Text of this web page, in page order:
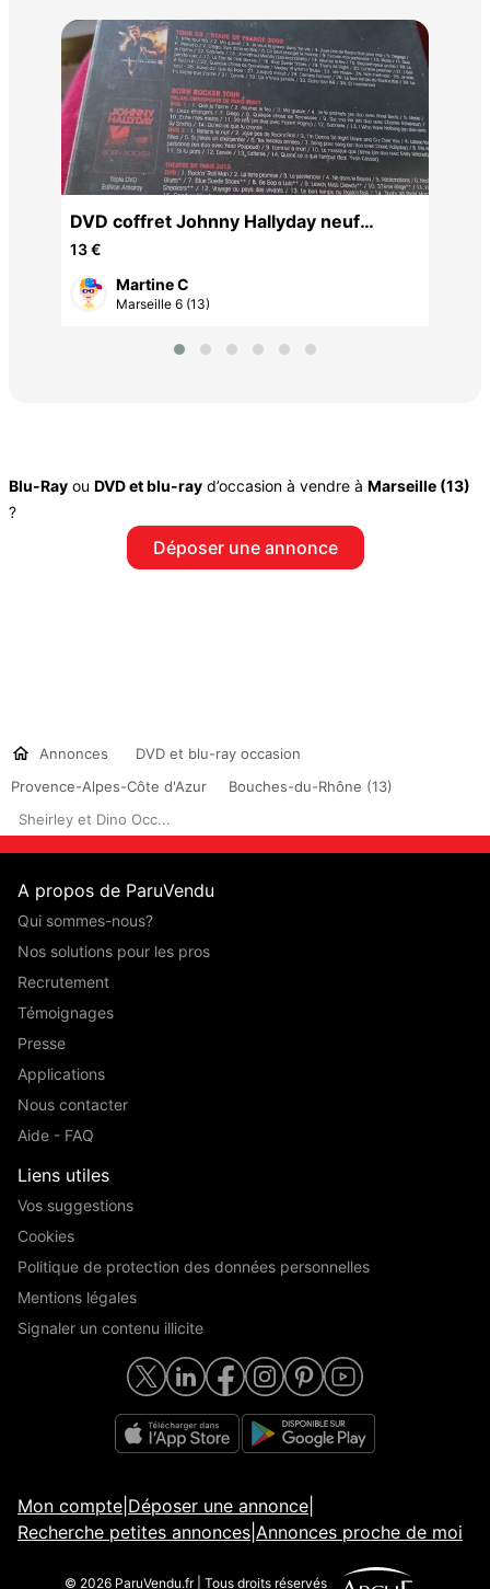
DVD coffret Johnny Hallyday neuf
encore emballé
13 €
Martine C
Marseille 6 (13)
Blu-Ray ou DVD et blu-ray d’occasion à vendre à Marseille (13)
?
Déposer une annonce
Annonces
DVD et blu-ray occasion
Provence-Alpes-Côte d'Azur
Bouches-du-Rhône (13)
Sheirley et Dino Occ...
A propos de ParuVendu
Qui sommes-nous?
Nos solutions pour les pros
Recrutement
Témoignages
Presse
Applications
Nous contacter
Aide - FAQ
Liens utiles
Vos suggestions
Cookies
Politique de protection des données personnelles
Mentions légales
Signaler un contenu illicite
Mon compte Déposer une annonce
Recherche petites annonces Annonces proche de moi
© 2026 ParuVendu.fr | Tous droits réservés